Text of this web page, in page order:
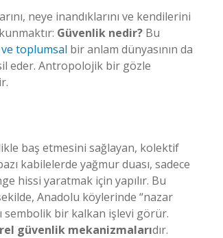
neye inandıklarını ve kendilerini
Güvenlik nedir? Bu
toplumsal bir anlam dünyasının da
eder. Antropolojik bir gözle
baş etmesini sağlayan, kolektif
kabilelerde yağmur duası, sadece
hissi yaratmak için yapılır. Bu
Anadolu köylerinde “nazar
sembolik bir kalkan işlevi görür.
güvenlik mekanizmalarıdır.